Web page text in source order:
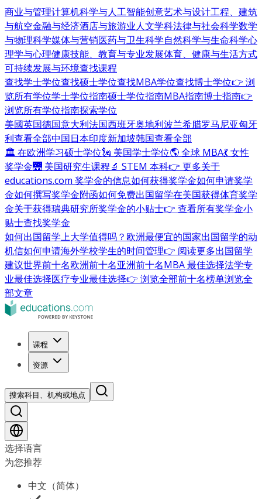
商业与管理计算机科学与人工智能创意艺术与设计工程、建筑
与航空金融与经济酒店与旅游业人文学科法律与社会科学数学
与物理科学媒体与营销医药与卫生科学自然科学与生命科学心
理学与心理健康技能、教育与专业发展体育、健康与生活方式
可持续发展与环境查找课程
查找学士学位查找硕士学位查找MBA学位查找博士学位👉 浏
览所有学位学士学位指南硕士学位指南MBA指南博士指南👉
浏览所有学位指南探索学位
美國英国德国意大利法国西班牙奥地利波兰希腊罗马尼亚匈牙
利查看全部中国日本印度新加坡韩国查看全部
🏛 在欧洲学习硕士学位🗽 美国学士学位🌎 全球 MBA💃 女性
奖学金🌉 美国研究生课程🔬 STEM 本科👉 更多关于
educations.com 奖学金的信息如何获得奖学金如何申请奖学
金如何撰写奖学金附函如何免费出国留学在美国获得体育奖学
金关于获得瑞典研究所奖学金的小贴士👉 查看所有奖学金小
贴士查找奖学金
如何出国留学上大学值得吗？ 欧洲最便宜的国家出国留学的动
机信如何申请海外学校学生的时间管理👉 阅读更多出国留学
建议世界前十名欧洲前十名亚洲前十名MBA 最佳选择法学专
业最佳选择医疗专业最佳选择👉 浏览全部前十名榜单浏览全
部文章
课程
资源
搜索科目、机构或地点
选择语言
为您推荐
中文（简体）